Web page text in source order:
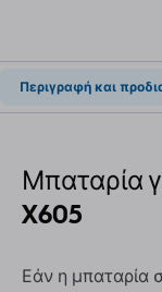
Περιγραφή και
Μπαταρία
X605
Εάν η μπαταρία